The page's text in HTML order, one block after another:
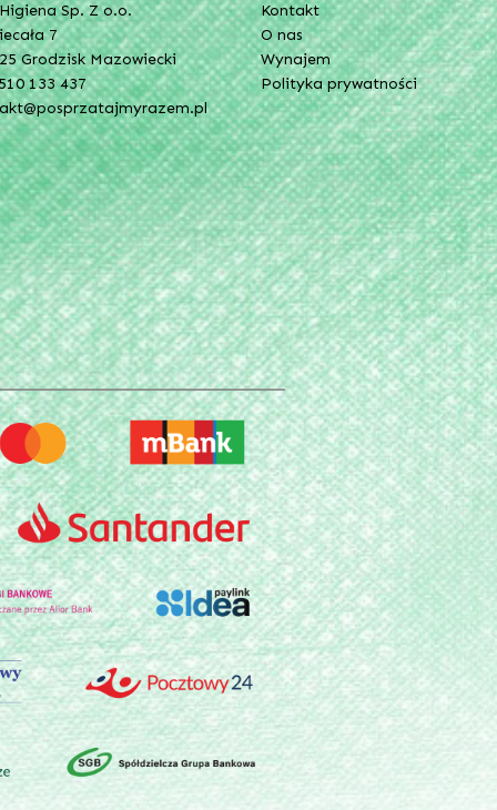
Sp. Z o.o.
7
Grodzisk Mazowiecki
133 437
Kontakt
O nas
Wynajem
Polityka prywatności